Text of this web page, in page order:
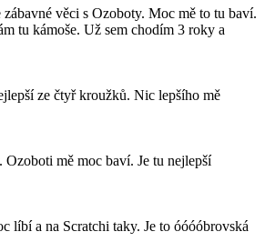
zábavné věci s Ozoboty. Moc mě to tu baví.
tu kámoše. Už sem chodím 3 roky a
ze čtyř kroužků. Nic lepšího mě
mě moc baví. Je tu nejlepší
líbí a na Scratchi taky. Je to óóóóbrovská